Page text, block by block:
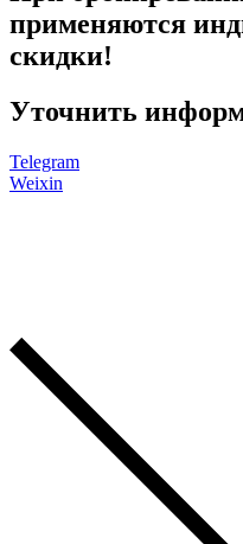
применяются
скидки!
Уточнить
Telegram
Weixin